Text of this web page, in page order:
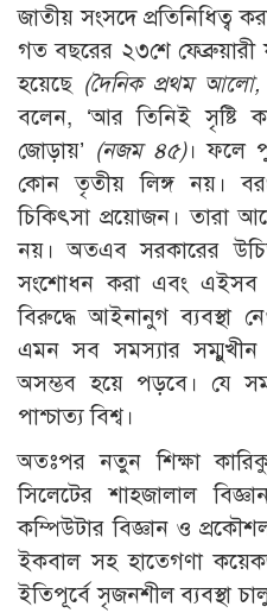
জাতীয় সংসদে প্রতিনিধিত্ব
গত বছরের ২৩শে ফেব্রুয়ারী
হয়েছে (দৈনিক প্রথম
বলেন, ‘আর তিনিই সৃষ্টি
জোড়ায়’ (নজম ৪৫)। ফলে
কোন তৃতীয় লিঙ্গ নয়। বরং
চিকিৎসা প্রয়োজন। তারা
নয়। অতএব সরকারের
সংশোধন করা এবং এইসব
বিরুদ্ধে আইনানুগ ব্যবস্থা
এমন সব সমস্যার সম্মুখীন
অসম্ভব হয়ে পড়বে। যে
পাশ্চাত্য বিশ্ব।
অতঃপর নতুন শিক্ষা
সিলেটের শাহজালাল
কম্পিউটার বিজ্ঞান ও
ইকবাল সহ হাতেগণা
ইতিপূর্বে সৃজনশীল ব্যবস্থা